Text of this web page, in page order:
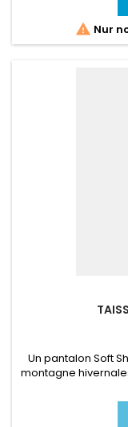
 Nur
Un pantalon Soft
montagne
Touring Pants,